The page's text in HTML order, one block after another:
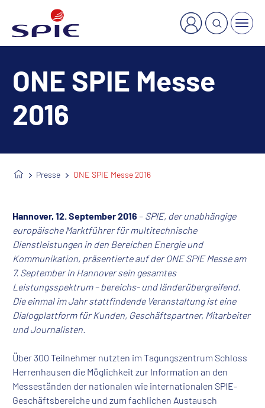
ONE SPIE Messe
2016
Presse ONE SPIE Messe 2016
Hannover, 12. September 2016 – SPIE, der unabhängige
europäische Marktführer für multitechnische
Dienstleistungen in den Bereichen Energie und
Kommunikation, präsentierte auf der ONE SPIE Messe am
7. September in Hannover sein gesamtes
Leistungsspektrum – bereichs- und länderübergreifend.
Die einmal im Jahr stattfindende Veranstaltung ist eine
Dialogplattform für Kunden, Geschäftspartner, Mitarbeiter
und Journalisten.
Über 300 Teilnehmer nutzten im Tagungszentrum Schloss
Herrenhausen die Möglichkeit zur Information an den
Messeständen der nationalen wie internationalen SPIE-
Geschäftsbereiche und zum fachlichen Austausch